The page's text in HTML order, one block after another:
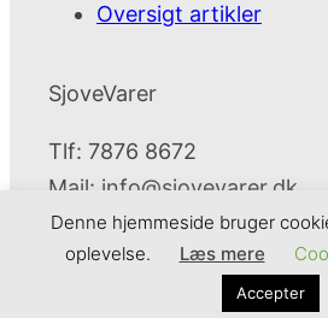
Oversigt artikler
SjoveVarer
Tlf: 7876 8672
Mail: info@sjovevarer.dk
Cookie- og
Denne hjemmeside bruger
oplevelse.
Læs mere
Accepter